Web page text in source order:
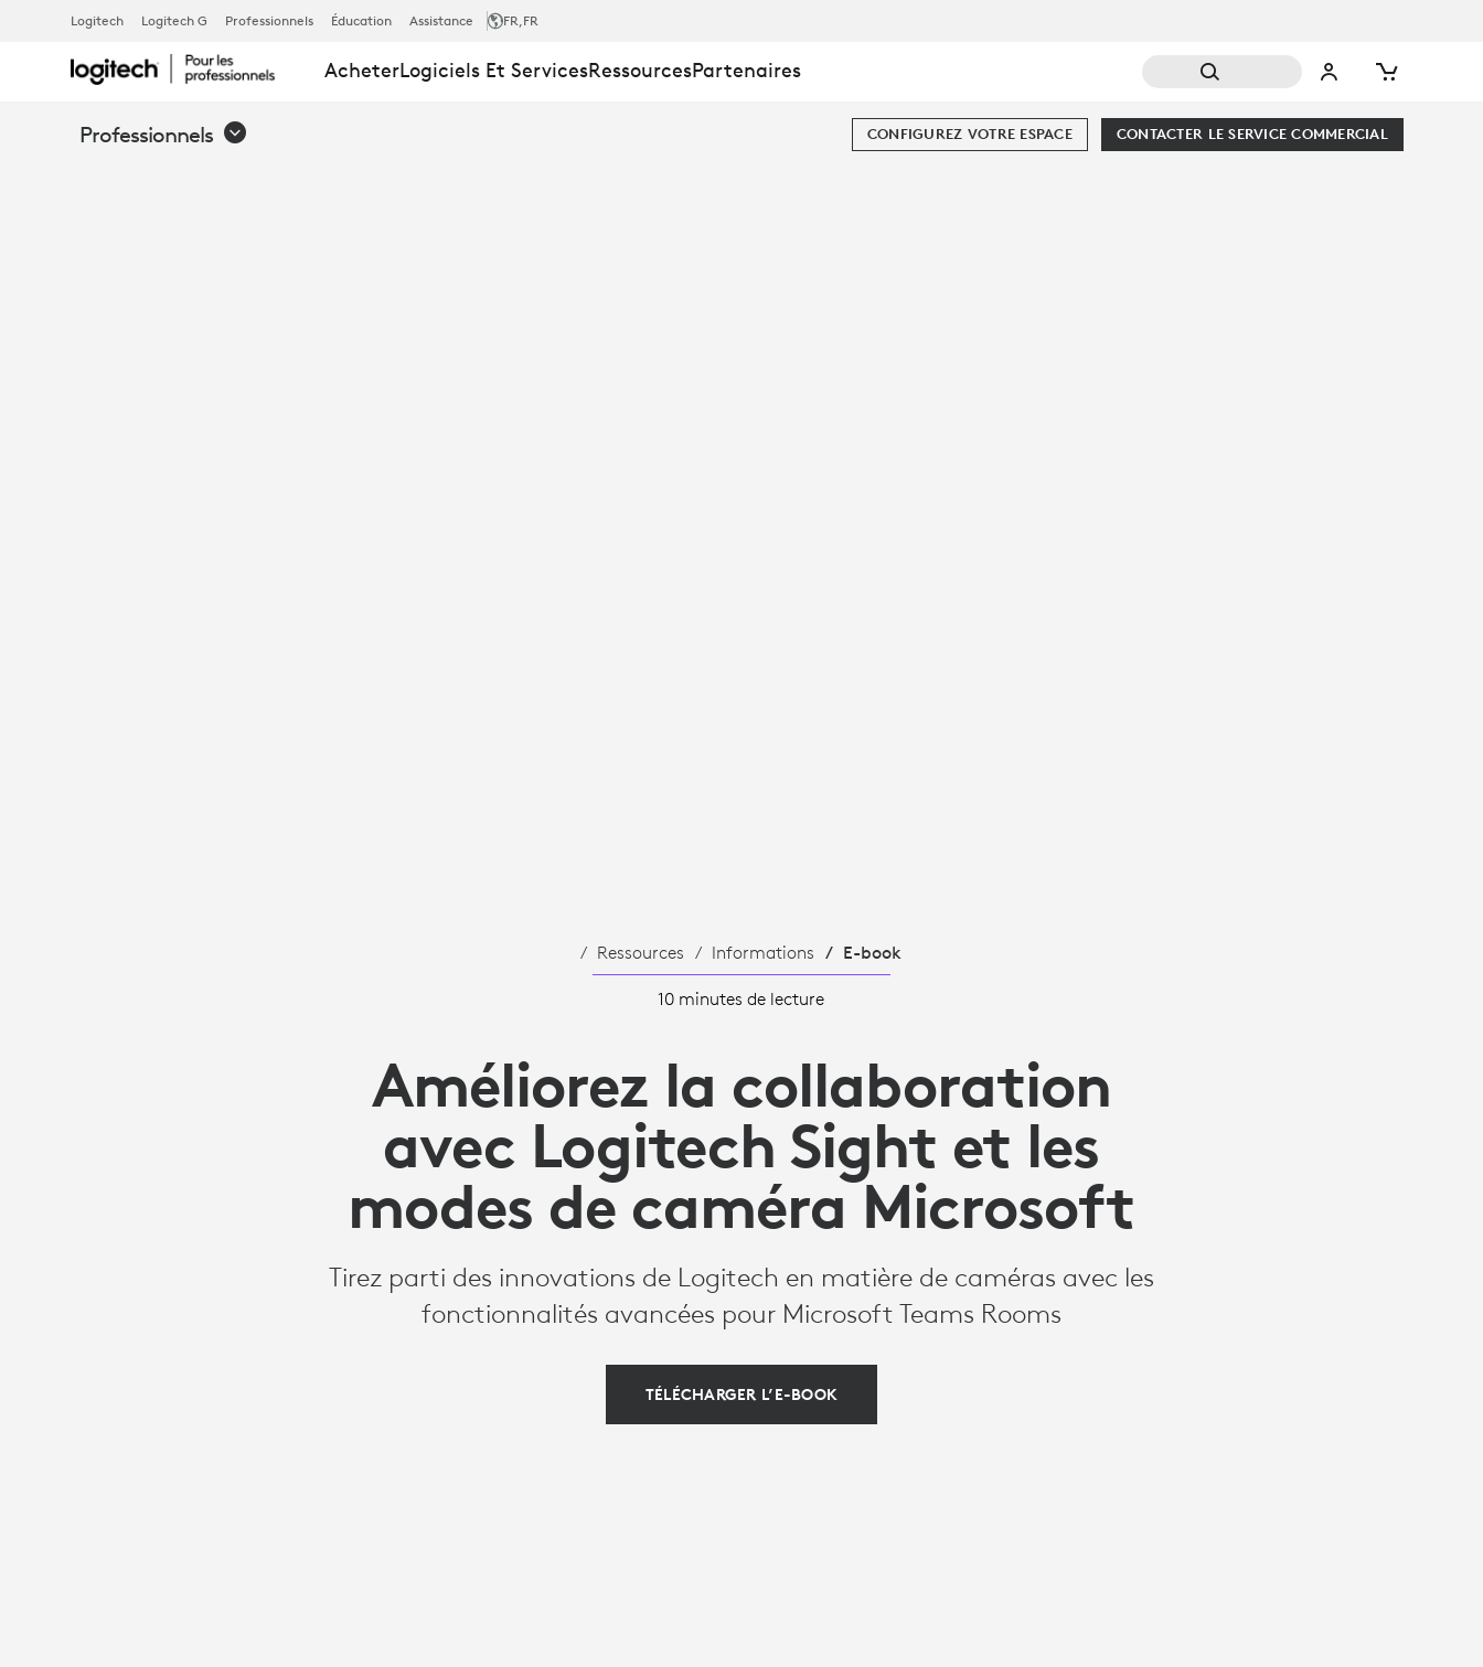
E-
BOOK:
Logitech Logitech G Professionnels Éducation Assistance FR,FR
AcheterLogiciels Et ServicesRessourcesPartenaires
Professionnels CONTACTER LE SERVICE COMMERCIAL
CONFIGUREZ VOTRE ESPACE
Ressources Informations E-book
10 minutes de lecture
Améliorez la collaboration
avec Logitech Sight et les
modes de caméra Microsoft
Tirez parti des innovations de Logitech en matière de caméras avec les
fonctionnalités avancées pour Microsoft Teams Rooms
TÉLÉCHARGER L’E-BOOK